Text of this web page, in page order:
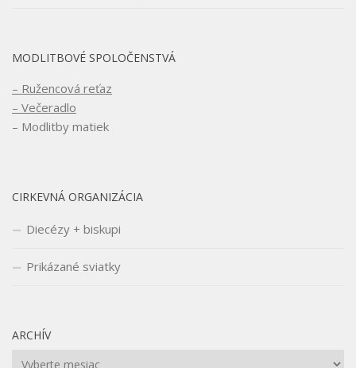
MODLITBOVÉ SPOLOČENSTVÁ
– Ružencová reťaz
– Večeradlo
– Modlitby matiek
CIRKEVNÁ ORGANIZÁCIA
Diecézy + biskupi
Prikázané sviatky
ARCHÍV
Archív